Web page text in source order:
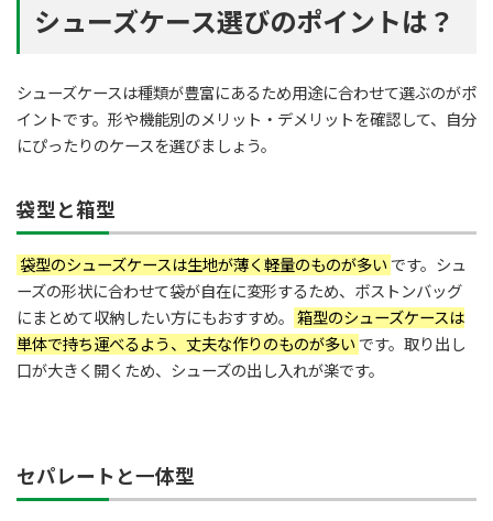
シューズケース選びのポイントは？
シューズケースは種類が豊富にあるため用途に合わせて選ぶのがポ
イントです。形や機能別のメリット・デメリットを確認して、自分
にぴったりのケースを選びましょう。
袋型と箱型
袋型のシューズケースは生地が薄く軽量のものが多いです。シュ
ーズの形状に合わせて袋が自在に変形するため、ボストンバッグ
にまとめて収納したい方にもおすすめ。
箱型のシューズケースは
単体で持ち運べるよう、丈夫な作りのものが多いです。取り出し
口が大きく開くため、シューズの出し入れが楽です。
セパレートと一体型